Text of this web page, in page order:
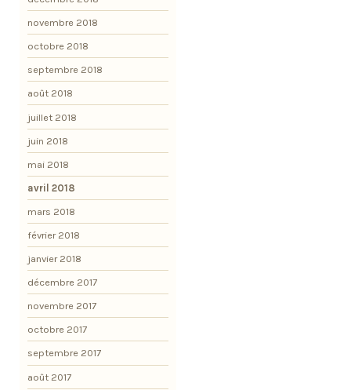
novembre 2018
octobre 2018
septembre 2018
août 2018
juillet 2018
juin 2018
mai 2018
avril 2018
mars 2018
février 2018
janvier 2018
décembre 2017
novembre 2017
octobre 2017
septembre 2017
août 2017